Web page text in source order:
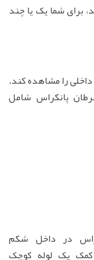
برای شما یک یا چند
را مشاهده کند.
پانکراس شامل
در داخل شکم
یک لوله کوچک